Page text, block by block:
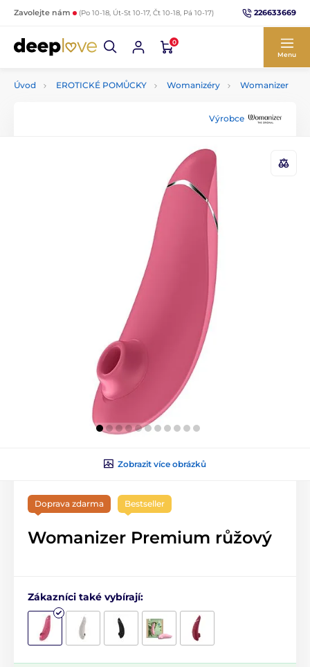
Zavolejte nám (Po 10-18, Út-St 10-17, Čt 10-18, Pá 10-17) 226633669
0
Menu
Úvod EROTICKÉ POMŮCKY Womanizéry Womanizer
Výrobce
Zobrazit více obrázků
Doprava zdarma Bestseller
Womanizer Premium růžový
Zákazníci také vybírají: